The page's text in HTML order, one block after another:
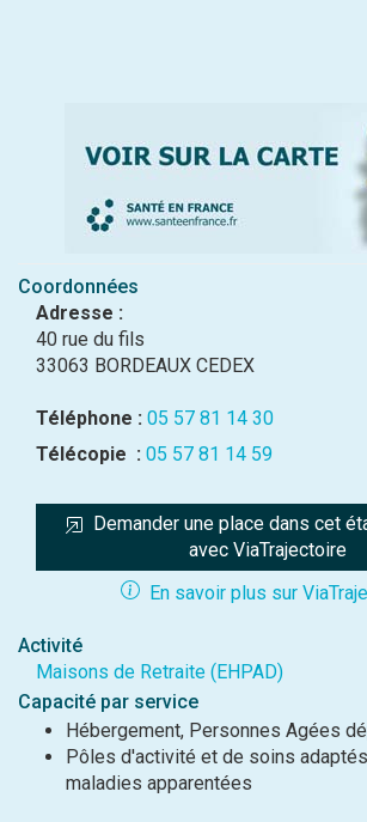
Coordonnées
Adresse :
40 rue du fils
33063 BORDEAUX CEDEX
Téléphone : 05 57 81 14 30
Télécopie : 05 57 81 14 59
Demander une place dans cet
avec ViaTrajectoire
En savoir plus sur
Activité
Maisons de Retraite (EHPAD)
Capacité par service
Hébergement, Personnes Agées
Pôles d'activité et de soins
maladies apparentées